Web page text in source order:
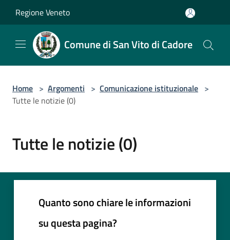
Regione Veneto
Comune di San Vito di Cadore
Home > Argomenti > Comunicazione istituzionale >
Tutte le notizie (0)
Tutte le notizie (0)
Quanto sono chiare le informazioni
su questa pagina?